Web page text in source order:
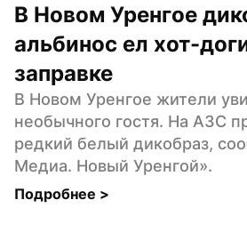
В Новом Уренгое
альбинос ел хот-
заправке
В Новом Уренгое жители
необычного гостя. На АЗС
редкий белый дикобраз,
Медиа. Новый Уренгой».
Подробнее >